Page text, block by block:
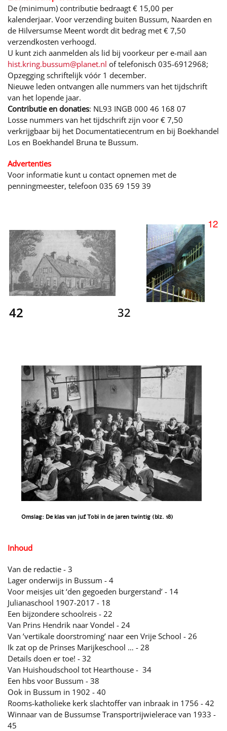
De (minimum) contributie bedraagt € 15,00 per
kalenderjaar. Voor verzending buiten Bussum, Naarden en
de Hilversumse Meent wordt dit bedrag met € 7,50
verzendkosten verhoogd.
U kunt zich aanmelden als lid bij voorkeur per e-mail aan
hist.kring.bussum@planet.nl of telefonisch 035-6912968;
Opzegging schriftelijk vóór 1 december.
Nieuwe leden ontvangen alle nummers van het tijdschrift
van het lopende jaar.
Contributie en donaties: NL93 INGB 000 46 168 07
Losse nummers van het tijdschrift zijn voor € 7,50
verkrijgbaar bij het Documentatiecentrum en bij Boekhandel
Los en Boekhandel Bruna te Bussum.
Advertenties
Voor informatie kunt u contact opnemen met de
penningmeester, telefoon 035 69 159 39
12
42 32
Omslag: De klas van juf Tobi in de jaren twintig (blz. 18)
Inhoud
Van de redactie - 3
Lager onderwijs in Bussum - 4
Voor meisjes uit ‘den gegoeden burgerstand’ - 14
Julianaschool 1907-2017 - 18
Een bijzondere schoolreis - 22
Van Prins Hendrik naar Vondel - 24
Van ’vertikale doorstroming’ naar een Vrije School - 26
Ik zat op de Prinses Marijkeschool … - 28
Details doen er toe! - 32
Van Huishoudschool tot Hearthouse - 34
Een hbs voor Bussum - 38
Ook in Bussum in 1902 - 40
Rooms-katholieke kerk slachtoffer van inbraak in 1756 - 42
Winnaar van de Bussumse Transportrijwielerace van 1933 -
45